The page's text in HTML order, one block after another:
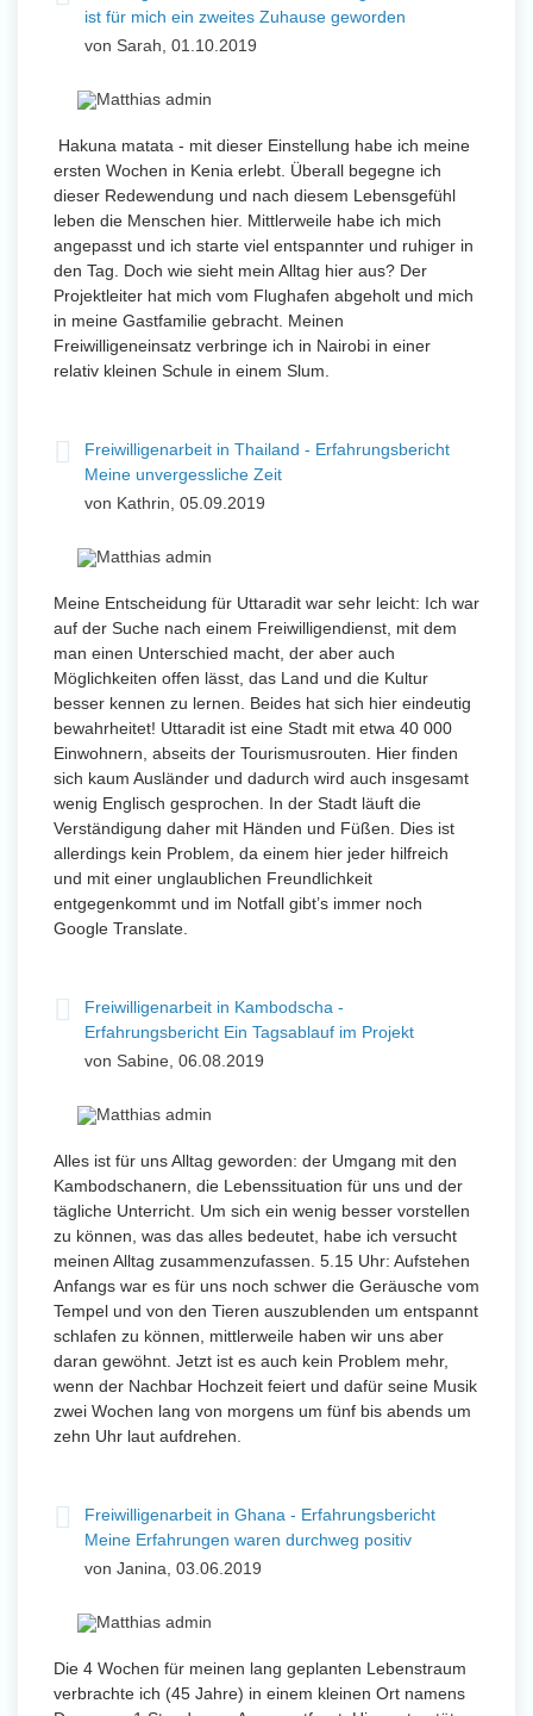
ist für mich ein zweites Zuhause geworden
von Sarah, 01.10.2019
Hakuna matata - mit dieser Einstellung habe ich meine
ersten Wochen in Kenia erlebt. Überall begegne ich
dieser Redewendung und nach diesem Lebensgefühl
leben die Menschen hier. Mittlerweile habe ich mich
angepasst und ich starte viel entspannter und ruhiger in
den Tag. Doch wie sieht mein Alltag hier aus? Der
Projektleiter hat mich vom Flughafen abgeholt und mich
in meine Gastfamilie gebracht. Meinen
Freiwilligeneinsatz verbringe ich in Nairobi in einer
relativ kleinen Schule in einem Slum.
Freiwilligenarbeit in Thailand - Erfahrungsbericht
Meine unvergessliche Zeit
von Kathrin, 05.09.2019
Meine Entscheidung für Uttaradit war sehr leicht: Ich war
auf der Suche nach einem Freiwilligendienst, mit dem
man einen Unterschied macht, der aber auch
Möglichkeiten offen lässt, das Land und die Kultur
besser kennen zu lernen. Beides hat sich hier eindeutig
bewahrheitet! Uttaradit ist eine Stadt mit etwa 40 000
Einwohnern, abseits der Tourismusrouten. Hier finden
sich kaum Ausländer und dadurch wird auch insgesamt
wenig Englisch gesprochen. In der Stadt läuft die
Verständigung daher mit Händen und Füßen. Dies ist
allerdings kein Problem, da einem hier jeder hilfreich
und mit einer unglaublichen Freundlichkeit
entgegenkommt und im Notfall gibt’s immer noch
Google Translate.
Freiwilligenarbeit in Kambodscha -
Erfahrungsbericht Ein Tagsablauf im Projekt
von Sabine, 06.08.2019
Alles ist für uns Alltag geworden: der Umgang mit den
Kambodschanern, die Lebenssituation für uns und der
tägliche Unterricht. Um sich ein wenig besser vorstellen
zu können, was das alles bedeutet, habe ich versucht
meinen Alltag zusammenzufassen. 5.15 Uhr: Aufstehen
Anfangs war es für uns noch schwer die Geräusche vom
Tempel und von den Tieren auszublenden um entspannt
schlafen zu können, mittlerweile haben wir uns aber
daran gewöhnt. Jetzt ist es auch kein Problem mehr,
wenn der Nachbar Hochzeit feiert und dafür seine Musik
zwei Wochen lang von morgens um fünf bis abends um
zehn Uhr laut aufdrehen.
Freiwilligenarbeit in Ghana - Erfahrungsbericht
Meine Erfahrungen waren durchweg positiv
von Janina, 03.06.2019
Die 4 Wochen für meinen lang geplanten Lebenstraum
verbrachte ich (45 Jahre) in einem kleinen Ort namens